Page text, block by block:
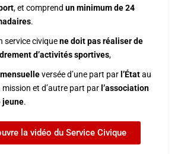
, et comprendun minimum de 24
.
service civiquene doit pas réaliser de
d’activités sportives,
versée d’une part par l’Étatau
et d’autre part par l’association
jeune.
la vidéo du Service Civique